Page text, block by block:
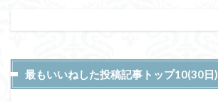
最もいいねした投稿記事トップ10(30日)